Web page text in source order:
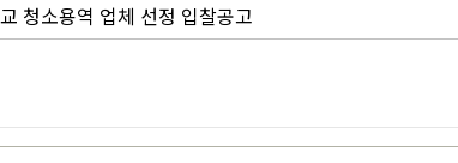
청소용역 업체 선정 입찰공고